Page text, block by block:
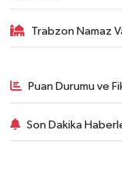
Trabzon Namaz
Puan Durumu ve
Son Dakika